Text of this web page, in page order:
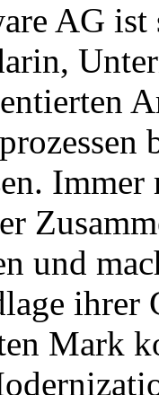
AG ist
Immer
und
ihrer
Mark